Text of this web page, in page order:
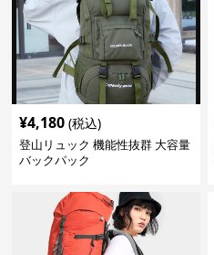
¥4,180 (税込)
登山リュック 機能性抜群 大容量
バックパック